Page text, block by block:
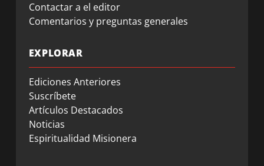
Contactar a el editor
Comentarios y preguntas generales
EXPLORAR
Ediciones Anteriores
Suscríbete
Artículos Destacados
Noticias
Espiritualidad Misionera